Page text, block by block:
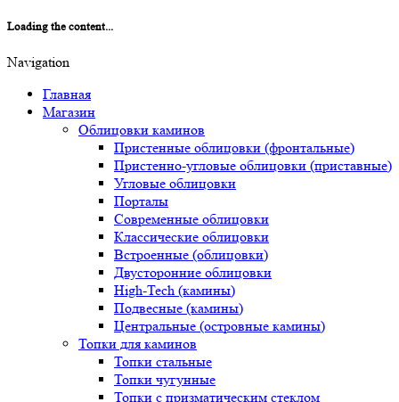
Loading the content...
Navigation
Главная
Магазин
Облицовки каминов
Пристенные облицовки (фронтальные)
Пристенно-угловые облицовки (приставные)
Угловые облицовки
Порталы
Современные облицовки
Классические облицовки
Встроенные (облицовки)
Двусторонние облицовки
High-Tech (камины)
Подвесные (камины)
Центральные (островные камины)
Топки для каминов
Топки стальные
Топки чугунные
Топки с призматическим стеклом